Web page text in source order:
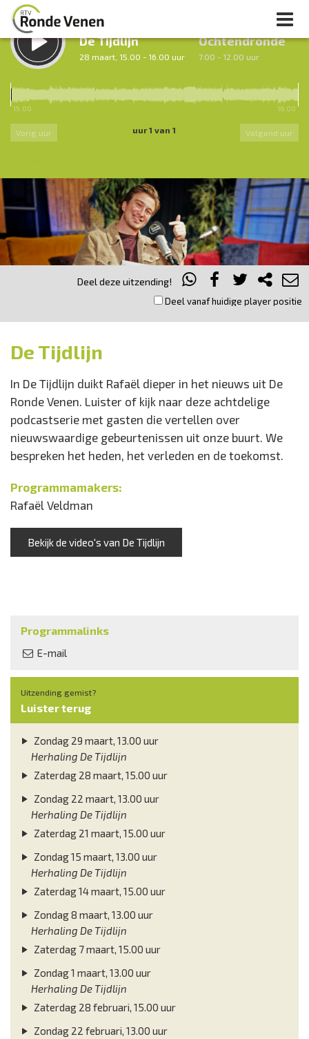
LUISTER TERUG:
De Tijdlijn
28 maart, 15.00 - 16.00 uur
Ochtendronde
7.00 - 12.00 uur
15.00 16.00
Vorig uur uur 1 van 1 Volgend uur
Deel deze uitzending!
Deel vanaf huidige player positie
De Tijdlijn
In De Tijdlijn duikt Rafaël dieper in het nieuws uit De
Ronde Venen. Luister of kijk naar deze achtdelige
podcastserie met gasten die vertellen over
nieuwswaardige gebeurtenissen uit onze buurt. We
bespreken het heden, het verleden en de toekomst.
Programmamakers:
Rafaël Veldman
Bekijk de video's van De Tijdlijn
Programmalinks
E-mail
Uitzending gemist?
Luister terug
Zondag 29 maart, 13.00 uur
Herhaling De Tijdlijn
Zaterdag 28 maart, 15.00 uur
Zondag 22 maart, 13.00 uur
Herhaling De Tijdlijn
Zaterdag 21 maart, 15.00 uur
Zondag 15 maart, 13.00 uur
Herhaling De Tijdlijn
Zaterdag 14 maart, 15.00 uur
Zondag 8 maart, 13.00 uur
Herhaling De Tijdlijn
Zaterdag 7 maart, 15.00 uur
Zondag 1 maart, 13.00 uur
Herhaling De Tijdlijn
Zaterdag 28 februari, 15.00 uur
Zondag 22 februari, 13.00 uur